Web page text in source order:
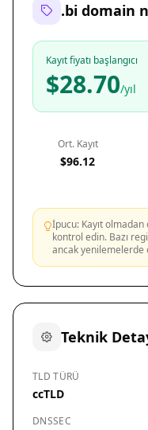
.bi domain
Kayıt fiyatı başlangıcı
$28.70/yıl
Ort. Kayıt
$96.12
İpucu: Kayıt
kontrol edin. Bazı
ancak yenilemelerde
Teknik
TLD TÜRÜ
ccTLD
DNSSEC